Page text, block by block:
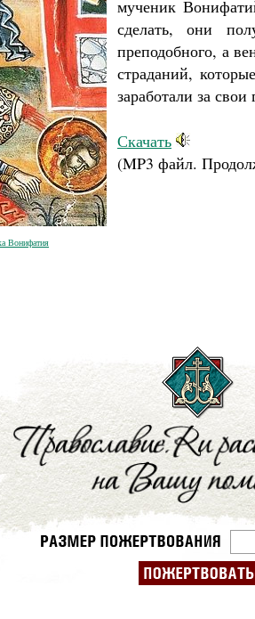
Вонифатия
мученик
сделать, они
преподобного, а
страданий,
заработали за свои
Скачать
(MP3 файл.